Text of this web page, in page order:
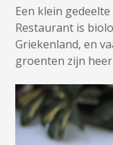
Een klein
Restaurant is
Griekenland, en
groenten zijn